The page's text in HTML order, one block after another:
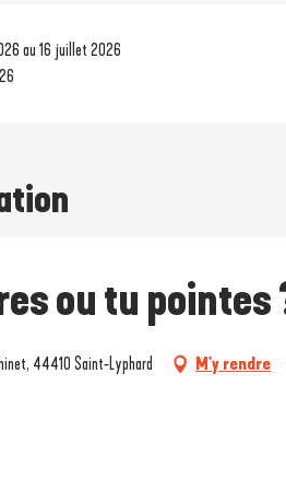
au 16 juillet 2026
ou tu pointes
44410 Saint-Lyphard M'y rendre